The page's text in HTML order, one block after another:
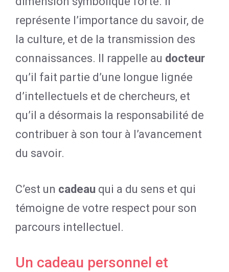
représente l’importance du savoir, de
la culture, et de la transmission des
connaissances. Il rappelle au docteur
qu’il fait partie d’une longue lignée
d’intellectuels et de chercheurs, et
qu’il a désormais la responsabilité de
contribuer à son tour à l’avancement
du savoir.
C’est un cadeau qui a du sens et qui
témoigne de votre respect pour son
parcours intellectuel.
Un cadeau personnel et